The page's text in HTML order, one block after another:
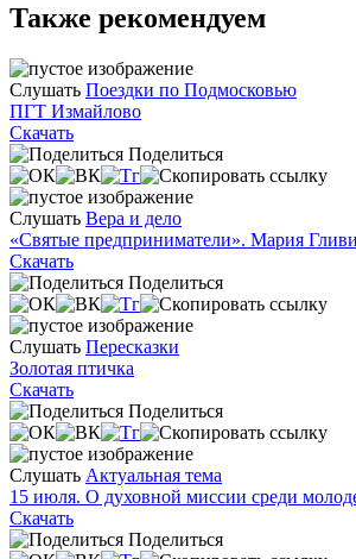
Также рекомендуем
Слушать Поездки по Подмосковью
ПГТ Измайлово
Скачать
Поделиться
Слушать Вера и дело
«Святые предприниматели». Мария
Скачать
Поделиться
Слушать Пересказки
Золотая птичка
Скачать
Поделиться
Слушать Актуальная тема
15 июля. О духовной миссии среди
Скачать
Поделиться